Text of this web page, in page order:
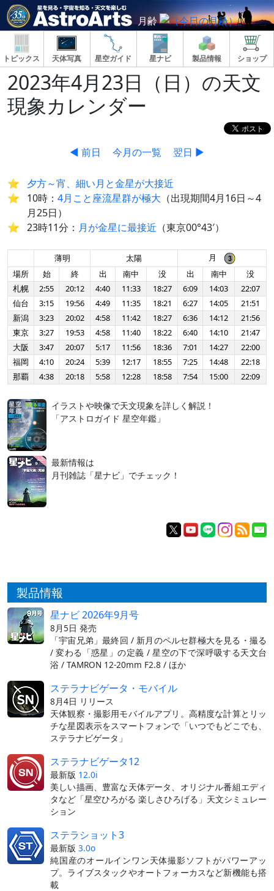
月齢
トピックス 天体写真 星空ガイド 星ナビ 製品情報 ショップ
2023年4月23日（日）の天文
現象カレンダー
◀ 前日 今月の一覧 翌日 ▶
夕方～宵、細い月と金星が大接近
10時： 4月こと座流星群が極大 （出現期間4月16日～4
月25日）
23時11分： 月が金星に最接近 （東京00°43′）
薄明 太陽
月
場所
始 終 出 南中 没 出 南中
没
札幌
2:55 20:12 4:40 11:33 18:27 6:09 14:03
22:07
仙台
3:15 19:56 4:49 11:35 18:21 6:27 14:05
21:51
新潟
3:23 20:02 4:58 11:42 18:27 6:36 14:12
21:56
東京
3:27 19:53 4:58 11:40 18:22 6:40 14:10
21:47
大阪
3:47 20:07 5:17 11:56 18:36 7:01 14:27
22:00
福岡
4:10 20:24 5:39 12:17 18:55 7:25 14:48
22:18
那覇
4:38 20:18 5:58 12:28 18:58 7:54 15:00 22:09
イラストや映像で天文現象を詳しく解説！
「アストロガイド 星空年鑑」
最新情報は
月刊雑誌「星ナビ」でチェック！
製品情報
星ナビ 2026年9月号
8月5日 発売
「宇宙兄弟」最終回 / 新月のペルセ群極大を見る・撮る
/ 変わる「惑星」の定義 / 星空の下で深呼吸する天文台
浴 / TAMRON 12-20mm F2.8 / ほか
ステラナビゲータ・モバイル
8月4日 リリース
天体観察・撮影用モバイルアプリ。高精度な計算とリッ
チな星図表示をスマートフォンで「いつでもどこでも、
ステラナビゲータ」
ステラナビゲータ12
最新版 12.0i
美しい描画、豊富な天体データ、オリジナル番組エディ
タなど「星空ひろがる 楽しさひろげる」天文シミュレー
ション
ステラショット3
最新版 3.0o
純国産のオールインワン天体撮影ソフトがパワーアッ
プ。ライブスタックやオートフォーカスなど新機能も搭
載